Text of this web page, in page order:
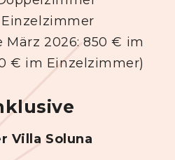
März 2026: 850 € im
€ im Einzelzimmer)
Villa Soluna